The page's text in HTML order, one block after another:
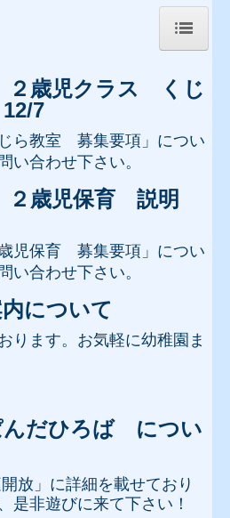
教室 説明会12/7
明会11/6
だひろば
ぴょんぴょん教室
お知らせ
歳児クラス くじ
7
ら教室 募集要項」につい
い合わせ下さい。
歳児保育 説明
児保育 募集要項」につい
い合わせ下さい。
について
ります。 お気軽に幼稚園ま
だひろば につい
放」に詳細を載せており
是非遊びに来て下さい！